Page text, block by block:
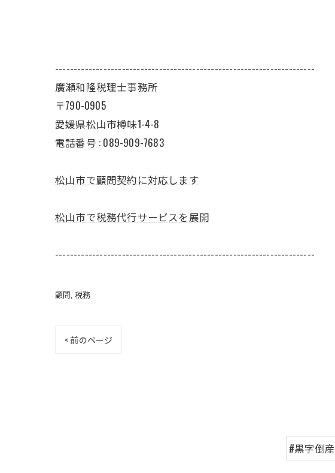
----------------------------------------------------------------------
廣瀬和隆税理士事務所
〒790-0905
愛媛県松山市樽味1-4-8
電話番号 : 089-909-7683
松山市で顧問契約に対応します
松山市で税務代行サービスを展開
----------------------------------------------------------------------
顧問 税務
< 前のページ
#黒字倒産